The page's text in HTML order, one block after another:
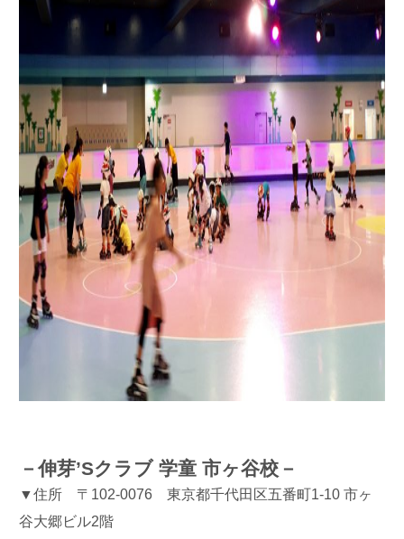
－伸芽’Sクラブ 学童 市ヶ谷校－
▼住所 〒102-0076 東京都千代田区五番町1-10 市ヶ
谷大郷ビル2階